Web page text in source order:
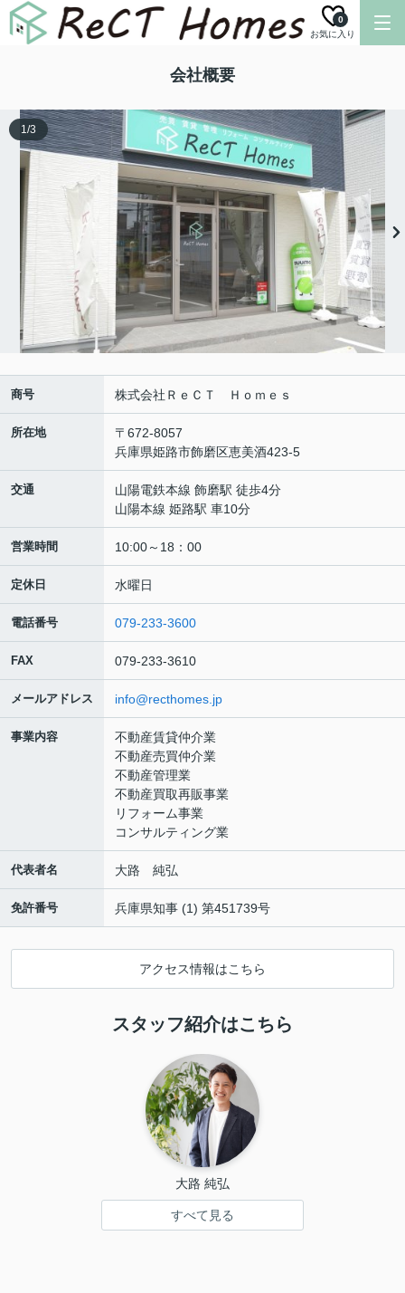
お気に入り
0
会社概要
1/3
商号 株式会社ＲｅＣＴ Ｈｏｍｅｓ
所在地
〒672-8057
兵庫県姫路市飾磨区恵美酒423-5
交通
山陽電鉄本線 飾磨駅 徒歩4分
山陽本線 姫路駅 車10分
営業時間 10:00～18：00
定休日 水曜日
電話番号 079-233-3600
FAX 079-233-3610
メールアドレス info@recthomes.jp
事業内容
不動産賃貸仲介業
不動産売買仲介業
不動産管理業
不動産買取再販事業
リフォーム事業
コンサルティング業
代表者名 大路 純弘
免許番号 兵庫県知事 (1) 第451739号
アクセス情報はこちら
スタッフ紹介はこちら
大路 純弘
すべて見る